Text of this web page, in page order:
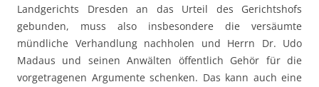
Landgerichts Dresden an das Urteil des Gerichtshofs
gebunden, muss also insbesondere die versäumte
mündliche Verhandlung nachholen und Herrn Dr. Udo
Madaus und seinen Anwälten öffentlich Gehör für die
vorgetragenen Argumente schenken. Das kann auch eine